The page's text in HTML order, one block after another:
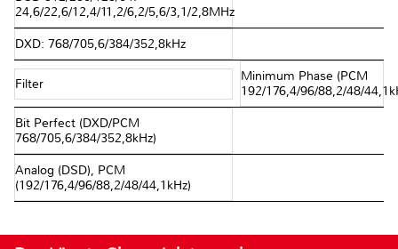
24,6/22,6/12,4/11,2/6,2/5,6/3,1/2,8MHz
DXD: 768/705,6/384/352,8kHz
Filter
Minimum Phase (PCM
192/176,4/96/88,2/48/
Bit Perfect (DXD/PCM
768/705,6/384/352,8kHz)
Analog (DSD), PCM
(192/176,4/96/88,2/48/44,1kHz)